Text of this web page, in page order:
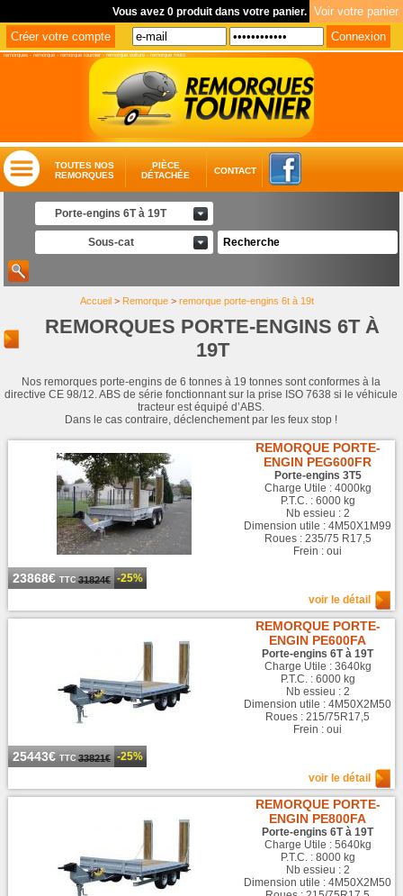
Vous avez 0 produit dans votre panier.
remorques -remorque -remorque tournier -remorque voiture -remorque moto
TOUTES NOS
REMORQUES
PIÈCE
DÉTACHÉE
CONTACT
Porte-engins 6T à 19T
Sous-cat
Accueil> Remorque> remorque porte-engins 6t à 19t
REMORQUES PORTE-ENGINS 6T À
19T
Nos remorques porte-engins de 6 tonnes à 19 tonnes sont conformes à la
directive CE 98/12. ABS de série fonctionnant sur la prise ISO 7638 si le véhicule
tracteur est équipé d’ABS.
Dans le cas contraire, déclenchement par les feux stop !
23868€TTC 31824€ -25%
REMORQUE PORTE-
ENGIN PEG600FR
Porte-engins 3T5
Charge Utile : 4000kg
P.T.C. : 6000 kg
Nb essieu : 2
Dimension utile : 4M50X1M99
Roues : 235/75 R17,5
Frein : oui
voir le détail
25443€TTC 33821€ -25%
REMORQUE PORTE-
ENGIN PE600FA
Porte-engins 6T à 19T
Charge Utile : 3640kg
P.T.C. : 6000 kg
Nb essieu : 2
Dimension utile : 4M50X2M50
Roues : 215/75R17,5
Frein : oui
voir le détail
REMORQUE PORTE-
ENGIN PE800FA
Porte-engins 6T à 19T
Charge Utile : 5640kg
P.T.C. : 8000 kg
Nb essieu : 2
Dimension utile : 4M50X2M50